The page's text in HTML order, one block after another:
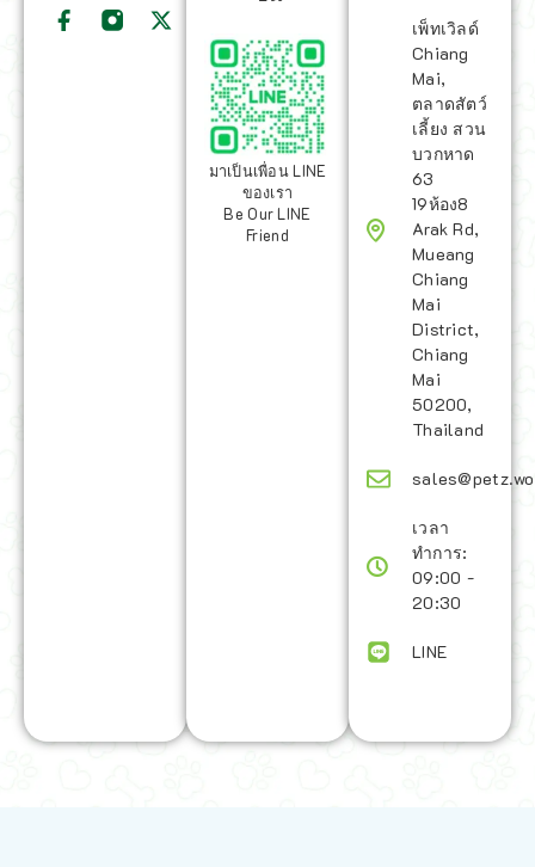
มาเป็นเพื่อน LINE
ของเรา
Be Our LINE
Friend
เพ็ทเวิลด์
Chiang
Mai,
ตลาดสัตว์
เลี้ยง สวน
บวกหาด
63
19ห้อง8
Arak Rd,
Mueang
Chiang
Mai
District,
Chiang
Mai
50200,
Thailand
เวลา
ทำการ:
09:00 -
20:30
LINE